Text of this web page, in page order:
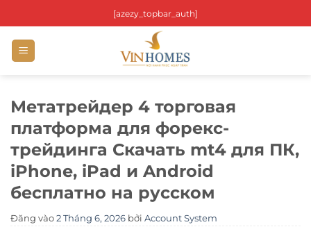
qua
nội
dung
[azezy_topbar_auth]
Метатрейдер 4 торговая
платформа для форекс-
трейдинга Скачать mt4 для ПК,
iPhone, iPad и Android
бесплатно на русском
Đăng vào 2 Tháng 6, 2026 bởi Account System